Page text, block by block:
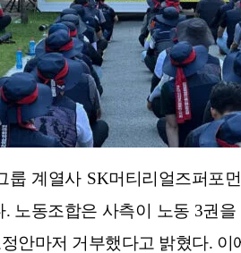
룹 계열사 SK머티리얼즈퍼포
노동조합은 사측이 노동 3권
안마저 거부했다고 밝혔다. 이